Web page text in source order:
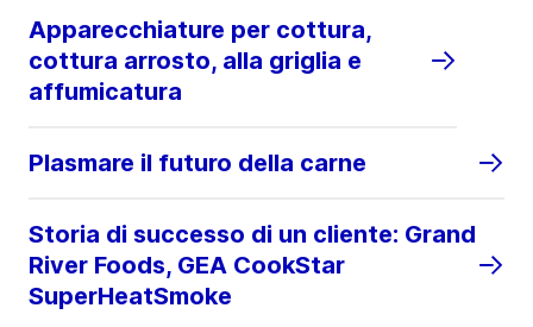
Apparecchiature per cottura,
cottura arrosto, alla griglia e
affumicatura
Plasmare il futuro della carne
Storia di successo di un cliente: Grand
River Foods, GEA CookStar
SuperHeatSmoke